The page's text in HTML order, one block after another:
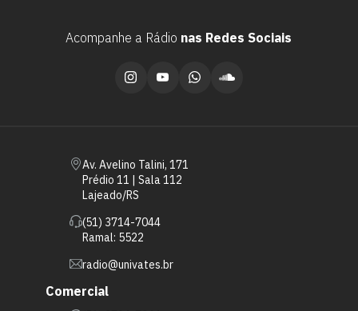
Av. Avelino Talini, 171
Prédio 11 | Sala 112
Lajeado/RS
(51) 3714-7044
Ramal: 5522
radio@univates.br
Comercial
Acompanhe a Rádio nas Redes Sociais